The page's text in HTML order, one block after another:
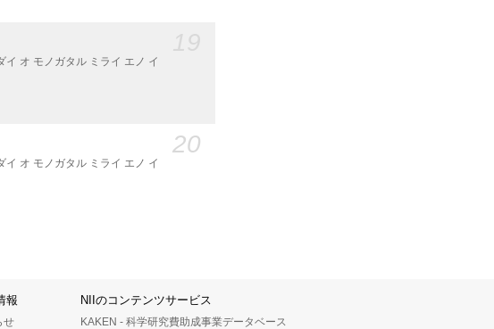
オ モノガタル ミライ エノ イ
20
オ モノガタル ミライ エノ イ
報
せ
NIIのコンテンツサービス
KAKEN - 科学研究費助成事業データベース